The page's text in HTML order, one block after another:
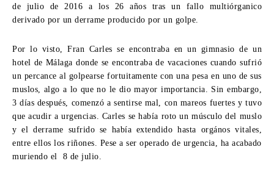
de julio de 2016 a los 26 años tras un fallo multiórganico
derivado por un derrame producido por un golpe.
Por lo visto, Fran Carles se encontraba en un gimnasio de un
hotel de Málaga donde se encontraba de vacaciones cuando sufrió
un percance al golpearse fortuitamente con una pesa en uno de sus
muslos, algo a lo que no le dio mayor importancia. Sin embargo,
3 días después, comenzó a sentirse mal, con mareos fuertes y tuvo
que acudir a urgencias. Carles se había roto un músculo del muslo
y el derrame sufrido se había extendido hasta orgános vitales,
entre ellos los riñones. Pese a ser operado de urgencia, ha acabado
muriendo el 8 de julio.